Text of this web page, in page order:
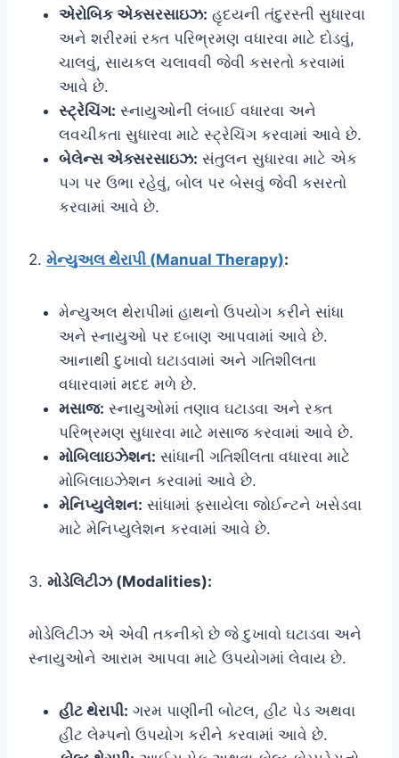
એરોબિક એક્સરસાઇઝ: હૃદયની તંદુરસ્તી સુધારવા
અને શરીરમાં રક્ત પરિભ્રમણ વધારવા માટે દોડવું,
ચાલવું, સાયકલ ચલાવવી જેવી કસરતો કરવામાં
આવે છે.
સ્ટ્રેચિંગ: સ્નાયુઓની લંબાઈ વધારવા અને
લવચીકતા સુધારવા માટે સ્ટ્રેચિંગ કરવામાં આવે છે.
બેલેન્સ એક્સરસાઇઝ: સંતુલન સુધારવા માટે એક
પગ પર ઉભા રહેવું, બોલ પર બેસવું જેવી કસરતો
કરવામાં આવે છે.
2. મેન્યુઅલ થેરાપી (Manual Therapy):
મેન્યુઅલ થેરાપીમાં હાથનો ઉપયોગ કરીને સાંધા
અને સ્નાયુઓ પર દબાણ આપવામાં આવે છે.
આનાથી દુખાવો ઘટાડવામાં અને ગતિશીલતા
વધારવામાં મદદ મળે છે.
મસાજ: સ્નાયુઓમાં તણાવ ઘટાડવા અને રક્ત
પરિભ્રમણ સુધારવા માટે મસાજ કરવામાં આવે છે.
મોબિલાઇઝેશન: સાંધાની ગતિશીલતા વધારવા માટે
મોબિલાઇઝેશન કરવામાં આવે છે.
મેનિપ્યુલેશન: સાંધામાં ફસાયેલા જોઈન્ટને ખસેડવા
માટે મેનિપ્યુલેશન કરવામાં આવે છે.
3. મોડેલિટીઝ (Modalities):
મોડેલિટીઝ એ એવી તકનીકો છે જે દુખાવો ઘટાડવા અને
સ્નાયુઓને આરામ આપવા માટે ઉપયોગમાં લેવાય છે.
હીટ થેરાપી: ગરમ પાણીની બોટલ, હીટ પેડ અથવા
હીટ લેમ્પનો ઉપયોગ કરીને કરવામાં આવે છે.